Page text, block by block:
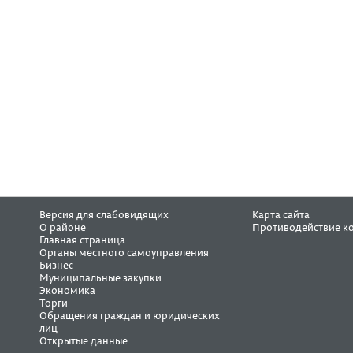
Версия для слабовидящих
О районе
Главная страница
Органы местного самоуправления
Бизнес
Муниципальные закупки
Экономика
Торги
Обращения граждан и юридических
лиц
Открытые данные
Карта сайта
Противодействие